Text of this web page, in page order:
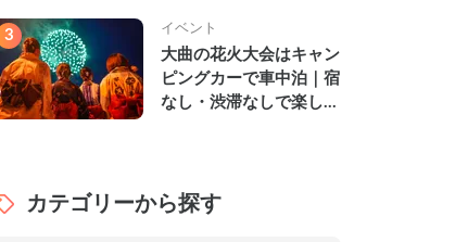
ルメ・温泉を徹底解説
3 イベント
大曲の花火大会はキャン
ピングカーで車中泊｜宿
なし・渋滞なしで楽しむ
カテゴリーから探す